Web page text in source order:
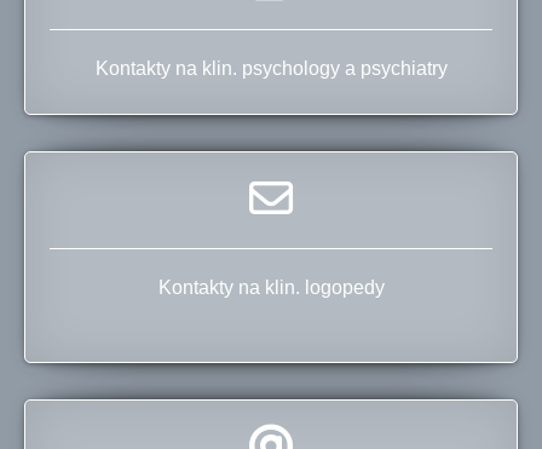
Kontakty na klin. psychology a psychiatry
Kontakty na klin. logopedy